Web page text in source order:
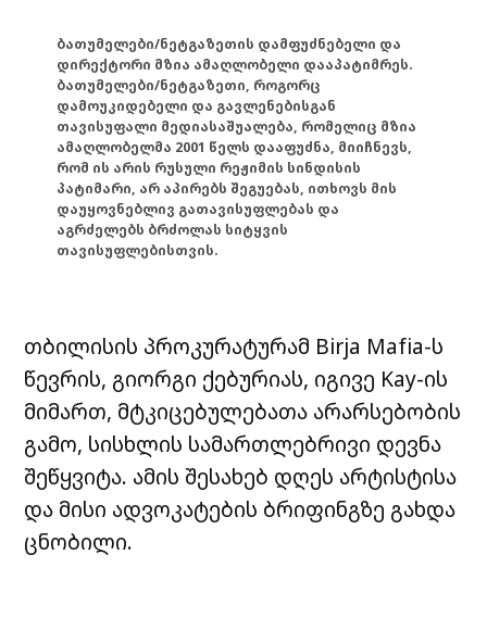
ბათუმელები/ნეტგაზეთის დამფუძნებელი და
დირექტორი მზია ამაღლობელი დააპატიმრეს.
ბათუმელები/ნეტგაზეთი, როგორც
დამოუკიდებელი და გავლენებისგან
თავისუფალი მედიასაშუალება, რომელიც მზია
ამაღლობელმა 2001 წელს დააფუძნა, მიიჩნევს,
რომ ის არის რუსული რეჟიმის სინდისის
პატიმარი, არ აპირებს შეგუებას, ითხოვს მის
დაუყოვნებლივ გათავისუფლებას და
აგრძელებს ბრძოლას სიტყვის
თავისუფლებისთვის.
თბილისის პროკურატურამ Birja Mafia-ს
წევრის, გიორგი ქებურიას, იგივე Kay-ის
მიმართ, მტკიცებულებათა არარსებობის
გამო, სისხლის სამართლებრივი დევნა
შეწყვიტა. ამის შესახებ დღეს არტისტისა
და მისი ადვოკატების ბრიფინგზე გახდა
ცნობილი.